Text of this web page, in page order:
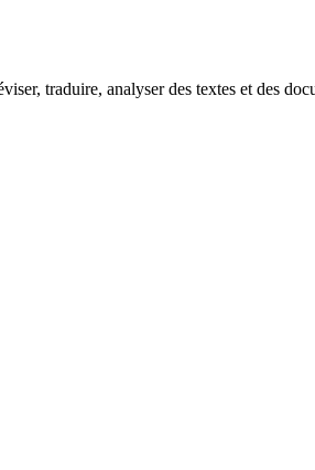
traduire, analyser des textes et des